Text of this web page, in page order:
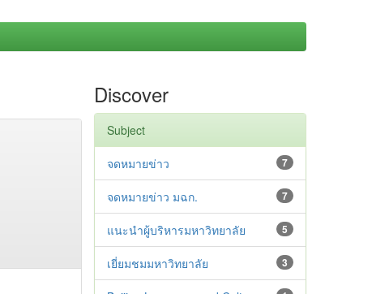
Discover
Subject
7
จดหมายข่าว
7
จดหมายข่าว มฉก.
5
แนะนำผู้บริหารมหาวิทยาลัย
3
เยี่ยมชมมหาวิทยาลัย